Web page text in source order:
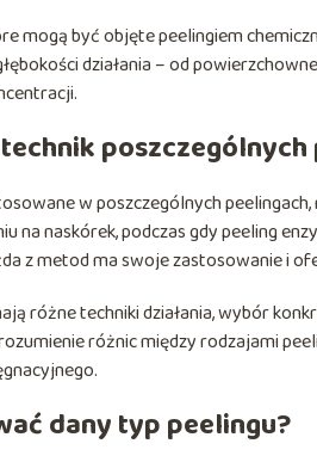
mogą być objęte peelingiem
działania – od
w poszczególnych
na naskórek, podczas gdy peeling
z metod ma swoje zastosowanie i
różne techniki działania, wybór
różnic między rodzajami
dany typ peelingu?